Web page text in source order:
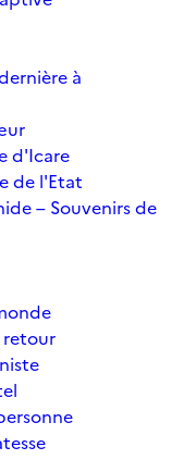
à
d'Icare
de l'Etat
– Souvenirs de
retour